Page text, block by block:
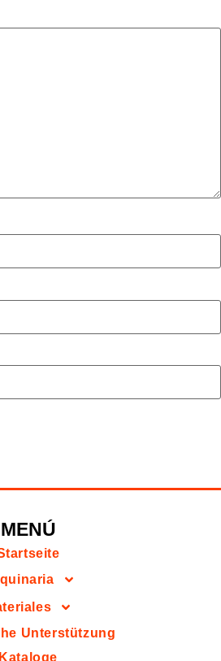
MENÚ
Unterstützung
Kataloge